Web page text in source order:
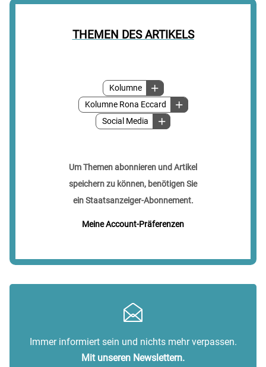
THEMEN DES ARTIKELS
Kolumne
Kolumne Rona Eccard
Social Media
Um Themen abonnieren und Artikel
speichern zu können, benötigen Sie
ein Staatsanzeiger-Abonnement.
Meine Account-Präferenzen
Immer informiert sein und nichts mehr verpassen.
Mit unseren Newslettern.